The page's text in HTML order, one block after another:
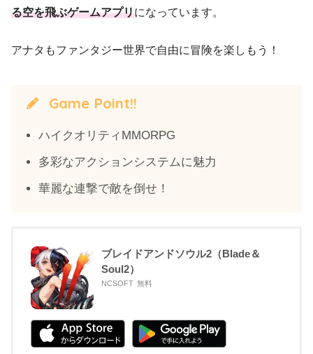
る空を飛ぶゲームアプリになっています。
アナタもファンタジー世界で自由に冒険を楽しもう！
Game Point!!
ハイクオリティMMORPG
多彩なアクションシステムに魅力
華麗な連撃で敵を倒せ！
ブレイドアンドソウル2（Blade＆
Soul2）
NCSOFT 無料